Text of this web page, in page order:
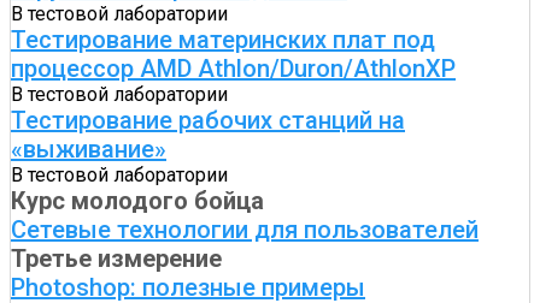
В тестовой лаборатории
Тестирование материнских плат под
процессор AMD Athlon/Duron/AthlonXP
В тестовой лаборатории
Тестирование рабочих станций на
«выживание»
В тестовой лаборатории
Курс молодого бойца
Сетевые технологии для пользователей
Третье измерение
Photoshop: полезные примеры